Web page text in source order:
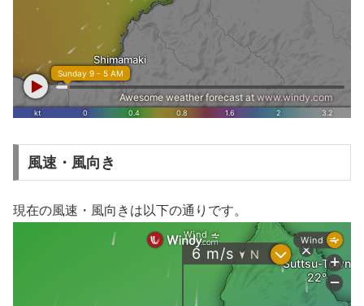
風速・風向き
現在の風速・風向きは以下の通りです。